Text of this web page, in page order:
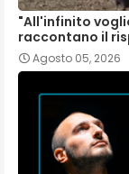
"All'infinito
raccontano il
Agosto 05, 2026